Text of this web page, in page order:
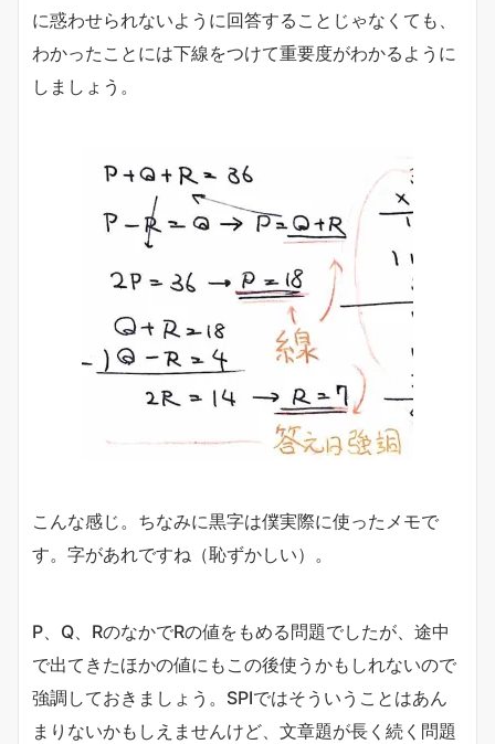
に惑わせられないように回答することじゃなくても、
わかったことには下線をつけて重要度がわかるように
しましょう。
こんな感じ。ちなみに黒字は僕実際に使ったメモで
す。字があれですね（恥ずかしい）。
P、Q、RのなかでRの値をもめる問題でしたが、途中
で出てきたほかの値にもこの後使うかもしれないので
強調しておきましょう。SPIではそういうことはあん
まりないかもしえませんけど、文章題が長く続く問題